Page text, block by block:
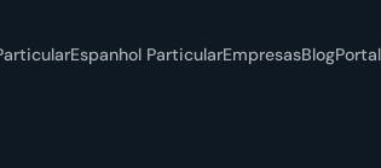
Espanhol ParticularEmpresasBlog